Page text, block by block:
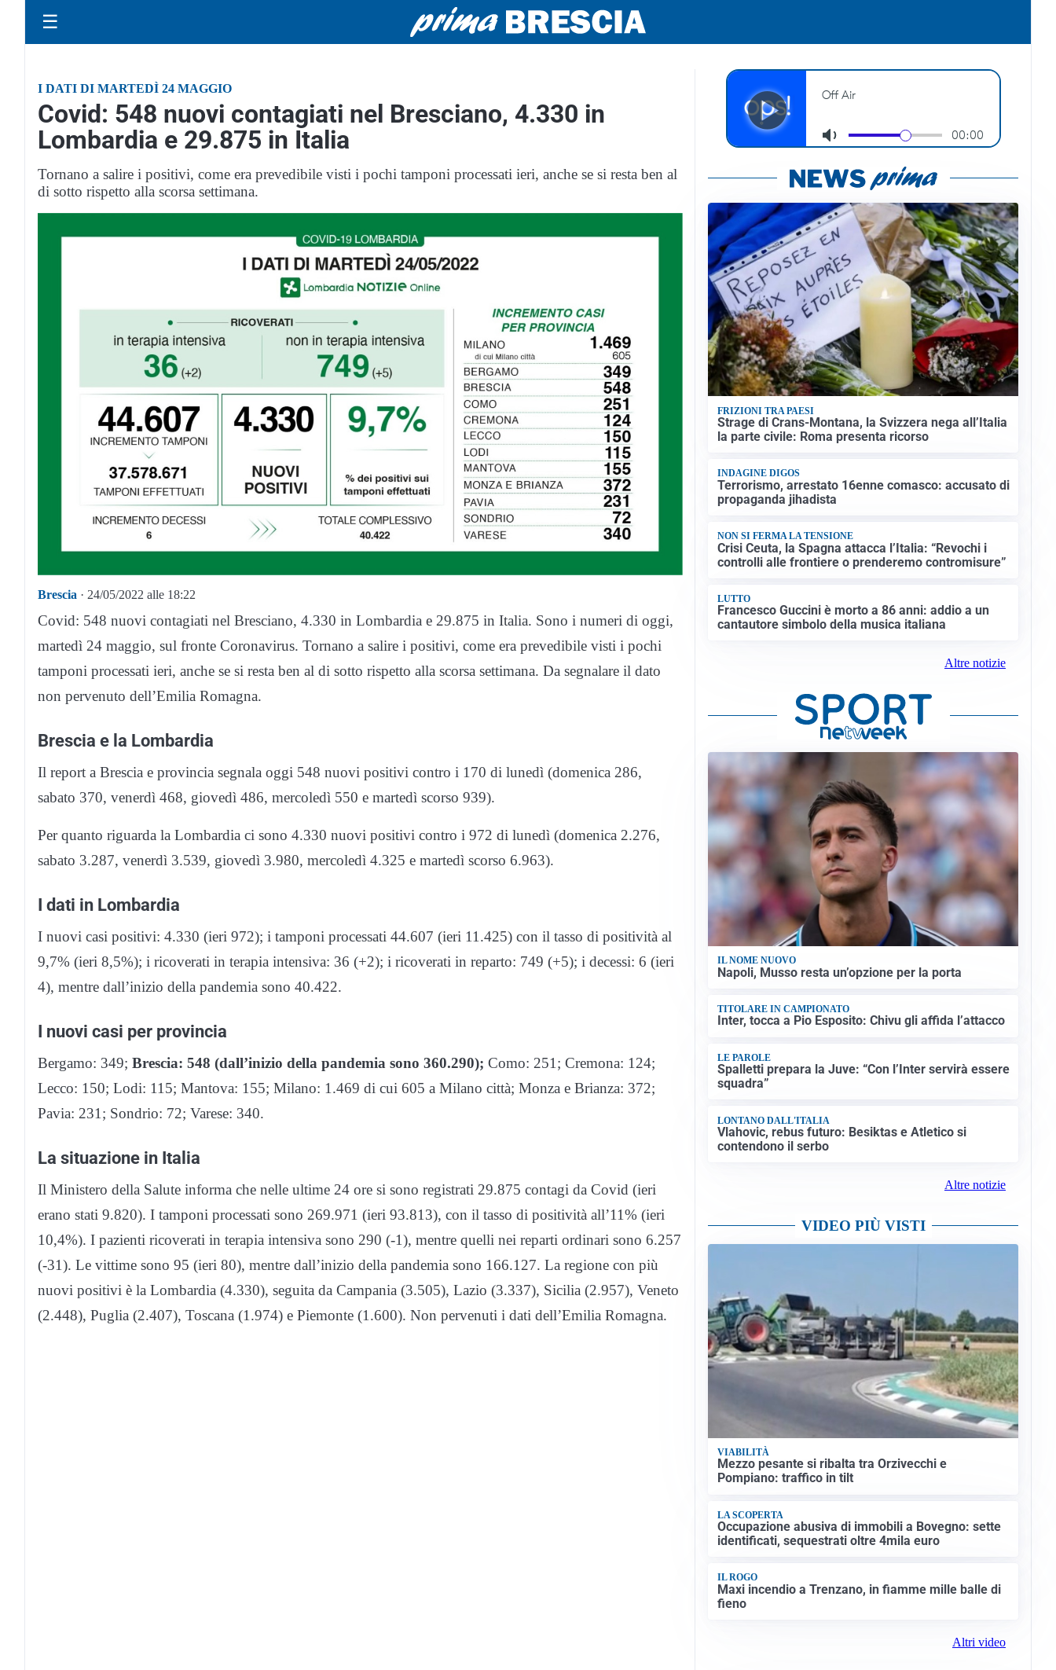
☰
I DATI DI MARTEDÌ 24 MAGGIO
Covid: 548 nuovi contagiati nel Bresciano, 4.330 in
Lombardia e 29.875 in Italia
Tornano a salire i positivi, come era prevedibile visti i pochi tamponi processati ieri, anche se si resta ben al
di sotto rispetto alla scorsa settimana.
Brescia · 24/05/2022 alle 18:22
Covid: 548 nuovi contagiati nel Bresciano, 4.330 in Lombardia e 29.875 in Italia. Sono i numeri di oggi,
martedì 24 maggio, sul fronte Coronavirus. Tornano a salire i positivi, come era prevedibile visti i pochi
tamponi processati ieri, anche se si resta ben al di sotto rispetto alla scorsa settimana. Da segnalare il dato
non pervenuto dell’Emilia Romagna.
Brescia e la Lombardia
Il report a Brescia e provincia segnala oggi 548 nuovi positivi contro i 170 di lunedì (domenica 286,
sabato 370, venerdì 468, giovedì 486, mercoledì 550 e martedì scorso 939).
Per quanto riguarda la Lombardia ci sono 4.330 nuovi positivi contro i 972 di lunedì (domenica 2.276,
sabato 3.287, venerdì 3.539, giovedì 3.980, mercoledì 4.325 e martedì scorso 6.963).
I dati in Lombardia
I nuovi casi positivi: 4.330 (ieri 972); i tamponi processati 44.607 (ieri 11.425) con il tasso di positività al
9,7% (ieri 8,5%); i ricoverati in terapia intensiva: 36 (+2); i ricoverati in reparto: 749 (+5); i decessi: 6 (ieri
4), mentre dall’inizio della pandemia sono 40.422.
I nuovi casi per provincia
Bergamo: 349; Brescia: 548 (dall’inizio della pandemia sono 360.290); Como: 251; Cremona: 124;
Lecco: 150; Lodi: 115; Mantova: 155; Milano: 1.469 di cui 605 a Milano città; Monza e Brianza: 372;
Pavia: 231; Sondrio: 72; Varese: 340.
La situazione in Italia
Il Ministero della Salute informa che nelle ultime 24 ore si sono registrati 29.875 contagi da Covid (ieri
erano stati 9.820). I tamponi processati sono 269.971 (ieri 93.813), con il tasso di positività all’11% (ieri
10,4%). I pazienti ricoverati in terapia intensiva sono 290 (-1), mentre quelli nei reparti ordinari sono 6.257
(-31). Le vittime sono 95 (ieri 80), mentre dall’inizio della pandemia sono 166.127. La regione con più
nuovi positivi è la Lombardia (4.330), seguita da Campania (3.505), Lazio (3.337), Sicilia (2.957), Veneto
(2.448), Puglia (2.407), Toscana (1.974) e Piemonte (1.600). Non pervenuti i dati dell’Emilia Romagna.
FRIZIONI TRA PAESI
Strage di Crans-Montana, la Svizzera nega all’Italia
la parte civile: Roma presenta ricorso
INDAGINE DIGOS
Terrorismo, arrestato 16enne comasco: accusato di
propaganda jihadista
NON SI FERMA LA TENSIONE
Crisi Ceuta, la Spagna attacca l’Italia: “Revochi i
controlli alle frontiere o prenderemo contromisure”
LUTTO
Francesco Guccini è morto a 86 anni: addio a un
cantautore simbolo della musica italiana
Altre notizie
IL NOME NUOVO
Napoli, Musso resta un’opzione per la porta
TITOLARE IN CAMPIONATO
Inter, tocca a Pio Esposito: Chivu gli affida l’attacco
LE PAROLE
Spalletti prepara la Juve: “Con l’Inter servirà essere
squadra”
LONTANO DALL'ITALIA
Vlahovic, rebus futuro: Besiktas e Atletico si
contendono il serbo
Altre notizie
VIDEO PIÙ VISTI
VIABILITÀ
Mezzo pesante si ribalta tra Orzivecchi e
Pompiano: traffico in tilt
LA SCOPERTA
Occupazione abusiva di immobili a Bovegno: sette
identificati, sequestrati oltre 4mila euro
IL ROGO
Maxi incendio a Trenzano, in fiamme mille balle di
fieno
Altri video